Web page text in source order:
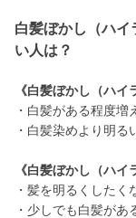
白髪ぼかし（ハ
い人は？
《白髪ぼかし（ハイ
・白髪がある程度増
・白髪染めより明る
《白髪ぼかし（ハイ
・髪を明るくしたく
・少しでも白髪があ